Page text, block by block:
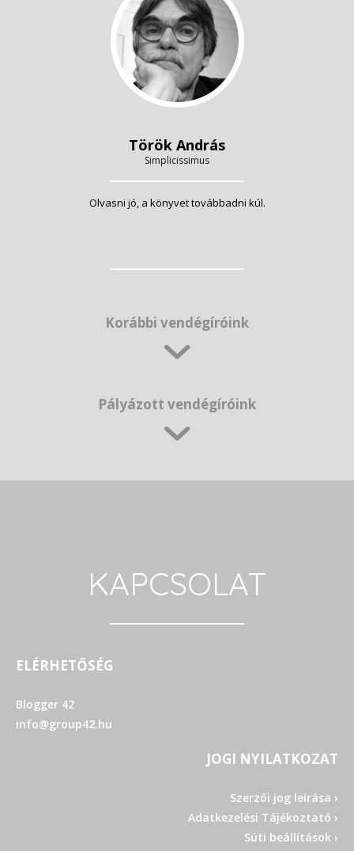
Török András
Simplicissimus
Olvasni jó, a könyvet továbbadni kúl.
Korábbi vendégíróink
Pályázott vendégíróink
KAPCSOLAT
ELÉRHETŐSÉG
Blogger 42
info@group42.hu
JOGI NYILATKOZAT
Szerzői jog leírása ›
Adatkezelési Tájékoztató ›
Süti beállítások ›